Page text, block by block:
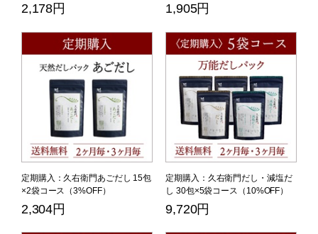
2,178円 1,905円
定期購入：久右衛門あごだし 15包
×2袋コース（3%OFF）
2,304円
定期購入：久右衛門だし・減塩だ
し 30包×5袋コース（10%OFF）
9,720円